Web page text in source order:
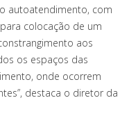
autoatendimento, com
colocação de um
aos
os espaços das
onde ocorrem
destaca o diretor da